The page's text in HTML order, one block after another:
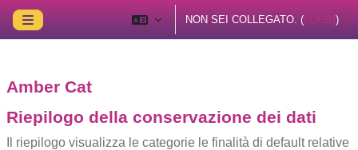
Vai al contenuto principale
Pannello laterale
NON SEI COLLEGATO. (LOGIN)
Amber Cat
Riepilogo della conservazione dei dati
Il riepilogo visualizza le categorie le finalità di default relative